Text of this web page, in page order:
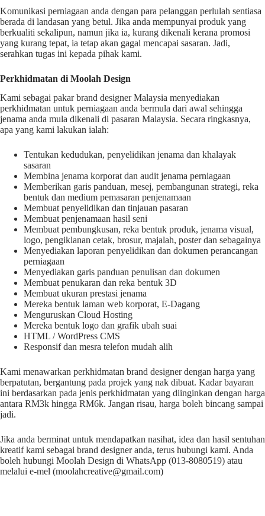
Komunikasi perniagaan anda dengan para pelanggan perlulah sentiasa
berada di landasan yang betul. Jika anda mempunyai produk yang
berkualiti sekalipun, namun jika ia, kurang dikenali kerana promosi
yang kurang tepat, ia tetap akan gagal mencapai sasaran. Jadi,
serahkan tugas ini kepada pihak kami.
Perkhidmatan di Moolah Design
Kami sebagai pakar brand designer Malaysia menyediakan
perkhidmatan untuk perniagaan anda bermula dari awal sehingga
jenama anda mula dikenali di pasaran Malaysia. Secara ringkasnya,
apa yang kami lakukan ialah:
Tentukan kedudukan, penyelidikan jenama dan khalayak
sasaran
Membina jenama korporat dan audit jenama perniagaan
Memberikan garis panduan, mesej, pembangunan strategi, reka
bentuk dan medium pemasaran penjenamaan
Membuat penyelidikan dan tinjauan pasaran
Membuat penjenamaan hasil seni
Membuat pembungkusan, reka bentuk produk, jenama visual,
logo, pengiklanan cetak, brosur, majalah, poster dan sebagainya
Menyediakan laporan penyelidikan dan dokumen perancangan
perniagaan
Menyediakan garis panduan penulisan dan dokumen
Membuat penukaran dan reka bentuk 3D
Membuat ukuran prestasi jenama
Mereka bentuk laman web korporat, E-Dagang
Menguruskan Cloud Hosting
Mereka bentuk logo dan grafik ubah suai
HTML / WordPress CMS
Responsif dan mesra telefon mudah alih
Kami menawarkan perkhidmatan brand designer dengan harga yang
berpatutan, bergantung pada projek yang nak dibuat. Kadar bayaran
ini berdasarkan pada jenis perkhidmatan yang diinginkan dengan harga
antara RM3k hingga RM6k. Jangan risau, harga boleh bincang sampai
jadi.
Jika anda berminat untuk mendapatkan nasihat, idea dan hasil sentuhan
kreatif kami sebagai brand designer anda, terus hubungi kami. Anda
boleh hubungi Moolah Design di WhatsApp (013-8080519) atau
melalui e-mel (moolahcreative@gmail.com)